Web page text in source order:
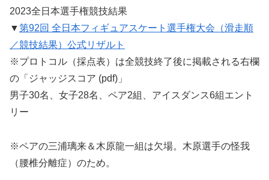
2023全日本選手権競技結果
▼第92回 全日本フィギュアスケート選手権大会（滑走順
／競技結果）公式リザルト
※プロトコル（採点表）は全競技終了後に掲載される右欄
の「ジャッジスコア (pdf)」
男子30名、女子28名、ペア2組、アイスダンス6組エント
リー
※ペアの三浦璃来＆木原龍一組は欠場。木原選手の怪我
（腰椎分離症）のため。